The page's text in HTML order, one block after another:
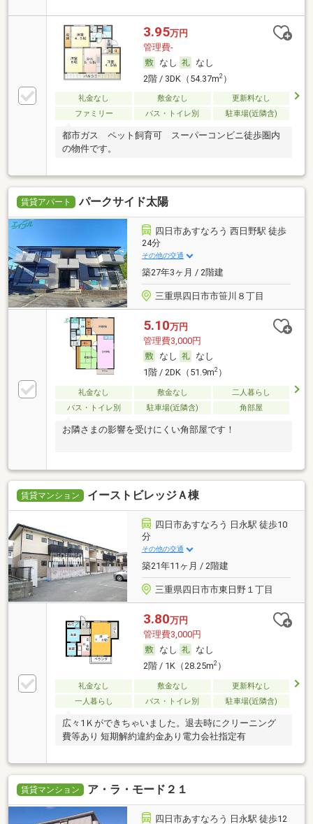
3.95万円
管理費-
なし
なし
2階 / 3DK（54.37m2）
礼金なし 敷金なし
更新料なし
ファミリー
バス・トイレ別 駐車場(近隣含)
都市ガス ペット飼育可 スーパーコンビニ徒歩圏内
の物件です。
賃貸アパート パークサイド太陽
四日市あすなろう 西日野駅 徒歩
24分
その他の交通
築27年3ヶ月 / 2階建
三重県四日市市笹川８丁目
5.10万円
管理費3,000円
なし
なし
1階 / 2DK（51.9m2）
礼金なし 敷金なし
二人暮らし
バス・トイレ別
駐車場(近隣含) 角部屋
お隣さまの影響を受けにくい角部屋です！
賃貸マンション イーストビレッジＡ棟
四日市あすなろう 日永駅 徒歩10
分
その他の交通
築21年11ヶ月 / 2階建
三重県四日市市東日野１丁目
3.80万円
管理費3,000円
なし
なし
2階 / 1K（28.25m2）
礼金なし 敷金なし
更新料なし
一人暮らし
バス・トイレ別 駐車場(近隣含)
広々1Ｋができちゃいました。退去時にクリーニング
費等あり 短期解約違約金あり電力会社指定有
賃貸マンション ア・ラ・モード２１
四日市あすなろう 日永駅 徒歩12